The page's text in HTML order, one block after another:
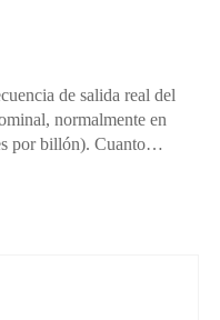
de salida real del
normalmente en
por billón). Cuanto